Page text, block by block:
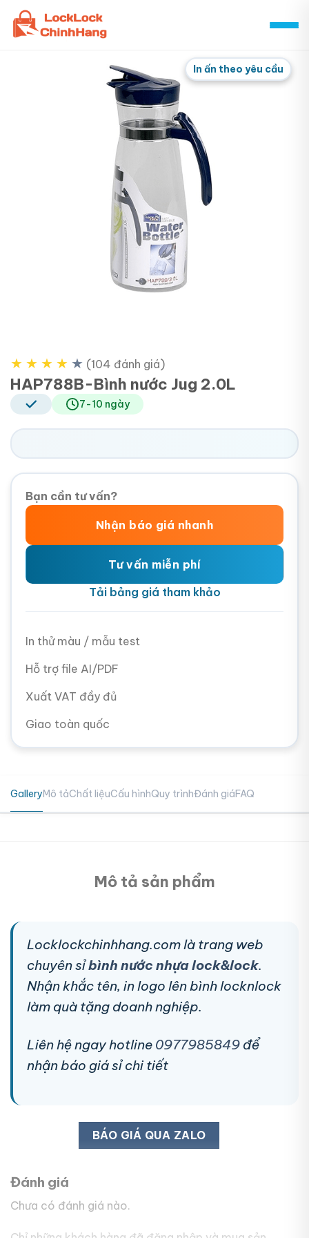
Skip
content
In ấn theo yêu cầu
★ ★ ★ ★ ★ (104 đánh giá)
HAP788B-Bình nước Jug 2.0L
7-10 ngày
Bạn cần tư vấn?
Nhận báo giá nhanh
Tư vấn miễn phí
Tải bảng giá tham khảo
In thử màu / mẫu test
Hỗ trợ file AI/PDF
Xuất VAT đầy đủ
Giao toàn quốc
GalleryMô tảChất liệuCấu hìnhQuy trìnhĐánh giáFAQ
Mô tả sản phẩm
Locklockchinhhang.com là trang web
chuyên sỉbình nước nhựa lock&lock.
Nhận khắc tên, in logo lên bình locknlock
làm quà tặng doanh nghiệp.
Liên hệ ngay hotline 0977985849 để
nhận báo giá sỉ chi tiết
BÁO GIÁ QUA ZALO
Đánh giá
Chưa có đánh giá nào.